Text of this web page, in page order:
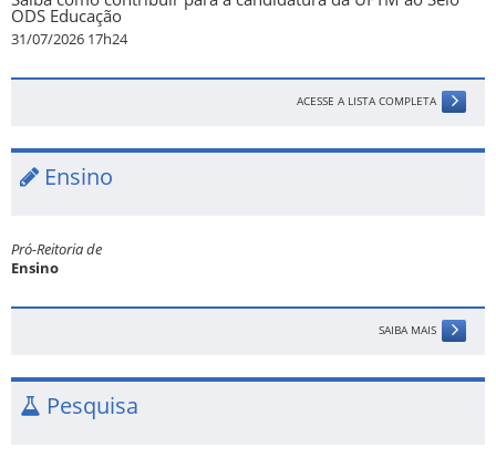
ODS Educação
31/07/2026 17h24
ACESSE A LISTA COMPLETA
Ensino
Pró-Reitoria de
Ensino
SAIBA MAIS
Pesquisa